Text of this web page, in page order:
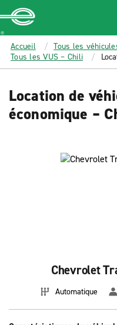
MAIN
CONTENT
Enterprise
Accueil
Tous les
Tous les VUS – Chili
Location de
économique –
Chevrolet
Automatique